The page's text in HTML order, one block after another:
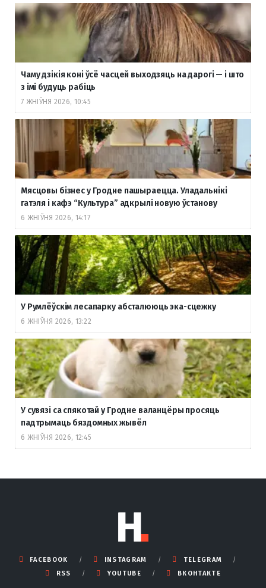
Чаму дзікія коні ўсё часцей выходзяць на дарогі — і што
з імі будуць рабіць
7 ЖНІЎНЯ 2026, 10:45
Мясцовы бізнес у Гродне пашыраецца. Уладальнікі
гатэля і кафэ “Культура” адкрылі новую ўстанову
6 ЖНІЎНЯ 2026, 14:17
У Румлёўскім лесапарку абсталююць эка-сцежку
6 ЖНІЎНЯ 2026, 13:22
У сувязі са спякотай у Гродне валанцёры просяць
падтрымаць бяздомных жывёл
6 ЖНІЎНЯ 2026, 12:45
FACEBOOK INSTAGRAM
TELEGRAM
RSS
YOUTUBE ВКОНТАКТЕ